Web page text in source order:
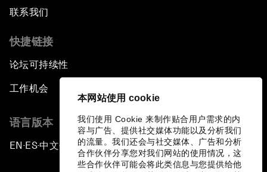
本网站使用 cookie
我们使用 Cookie 来制作贴合用户需求的内
容与广告、提供社交媒体功能以及分析我们
的流量。我们还会与社交媒体、广告和分析
合作伙伴分享您对我们网站的使用情况，这
些合作伙伴可能会将此类信息与您提供给他
联系我们
快捷链接
论坛可持续性
工作机会
语言版本
EN ▪ES▪中文▪ 日本語